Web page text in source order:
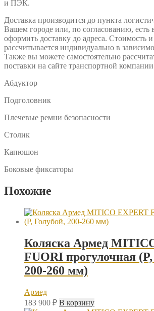
и ПЭК.
Доставка производится до пункта
Вашем городе или, по согласованию, есть
оформить доставку до адреса. Стоимость
рассчитывается индивидуально в
Также вы можете самостоятельно
поставки на сайте транспортной
Абдуктор
Подголовник
Плечевые ремни безопасности
Столик
Капюшон
Боковые фиксаторы
Похожие
Коляска Армед
FUORI прогулочная
200-260 мм)
Армед
183 900 ₽ В корзину